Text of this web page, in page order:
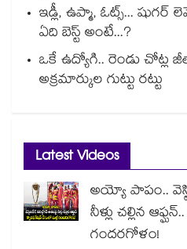
ఇడ్లీ, ఉప్మా, ఓట్స్... షుగర్
ఏది బెస్ట్ అంటే...?
ఒకే ఉద్యోగి.. రెండు చోట్ల
అక్రమార్కుల గుట్టు రట్టు
Latest Videos
అయ్యో పాపం..
నీళ్లు చల్లిన
గందరగోళం!